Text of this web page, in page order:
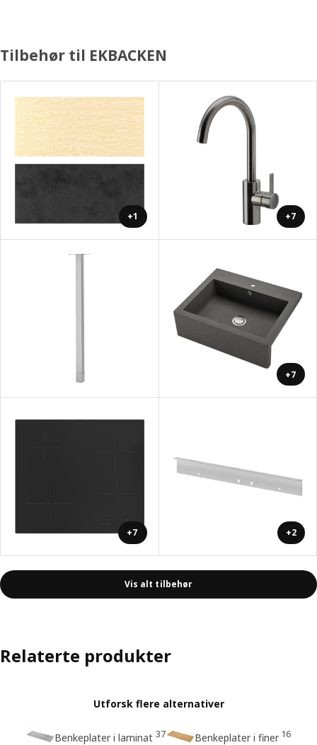
Tilbehør til EKBACKEN
+1 +7
+7
+7 +2
Vis alt tilbehør
Relaterte produkter
Utforsk flere alternativer
Benkeplater i laminat 37 Benkeplater i finer 16